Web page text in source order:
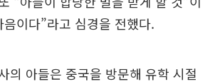
이다”라고 심경을 전했다.
의 아들은 중국을 방문해 유학 시절